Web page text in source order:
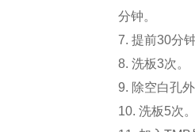
分钟。
7. 提前30分
8. 洗板3次。
9. 除空白孔
10. 洗板5次